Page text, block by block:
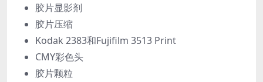
胶片显影剂
胶片压缩
Kodak 2383和Fujifilm 3513 Print
CMY彩色头
胶片颗粒